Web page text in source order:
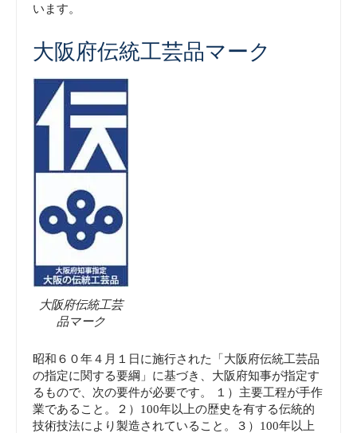
います。
大阪府伝統工芸品マーク
大阪府伝統工芸
品マーク
昭和６０年４月１日に施行された「大阪府伝統工芸品
の指定に関する要綱」に基づき、大阪府知事が指定す
るもので、次の要件が必要です。 １）主要工程が手作
業であること。２）100年以上の歴史を有する伝統的
技術技法により製造されていること。３）100年以上